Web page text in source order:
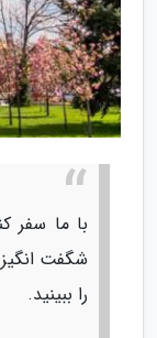
با ما سفر
شگفت
را ببینید.